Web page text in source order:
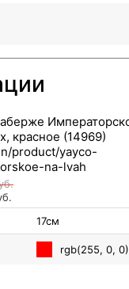
красное (14969)
17см
rgb(255, 0, 0)